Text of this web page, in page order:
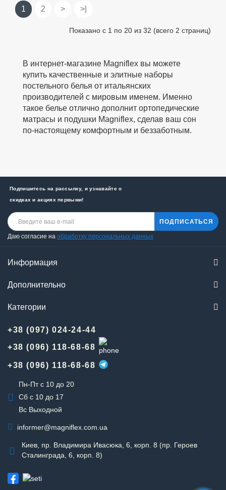
1 2 > >|
Показано с 1 по 20 из 32 (всего 2 страниц)
В интернет-магазине Magniflex вы можете
купить качественные и элитные наборы
постельного белья от итальянских
производителей с мировым именем. Именно
такое белье отлично дополнит ортопедические
матрасы и подушки Magniflex, сделав ваш сон
по-настоящему комфортным и беззаботным.
Подпишитесь на рассылку, и узнавайте о
скидках и акциях первыми!
ПОДПИСАТЬСЯ
Даю согласие на обработку персональных данных
Информация
Дополнительно
Категории
+38 (097) 024-24-44
+38 (096) 118-68-68
+38 (096) 118-68-68
Пн-Пт с 10 до 20
Сб с 10 до 17
Вс Выходной
informer@magniflex.com.ua
Киев, пр. Владимира Ивасюка, 6, корп. 8 (пр. Героев
Сталинграда, 6, корп. 8)